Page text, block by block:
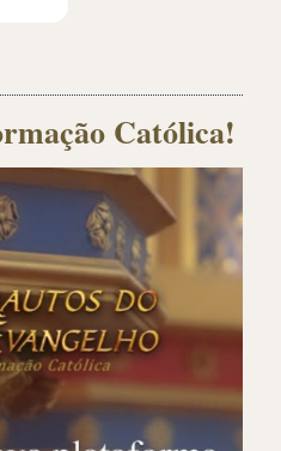
Católica!